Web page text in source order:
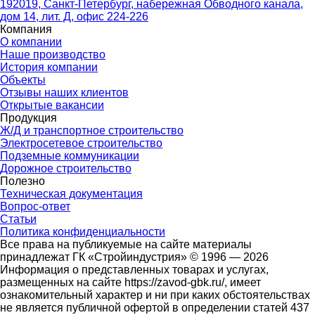
192019, Санкт-Петербург, набережная Обводного канала,
дом 14, лит. Д, офис 224-226
Компания
О компании
Наше производство
История компании
Объекты
Отзывы наших клиентов
Открытые вакансии
Продукция
Ж/Д и транспортное строительство
Электросетевое строительство
Подземные коммуникации
Дорожное строительство
Полезно
Техническая документация
Вопрос-ответ
Статьи
Политика конфиденциальности
Все права на публикуемые на сайте материалы
принадлежат ГК «Стройиндустрия» © 1996 — 2026
Информация о представленных товарах и услугах,
размещенных на сайте https://zavod-gbk.ru/, имеет
ознакомительный характер и ни при каких обстоятельствах
не является публичной офертой в определении статей 437